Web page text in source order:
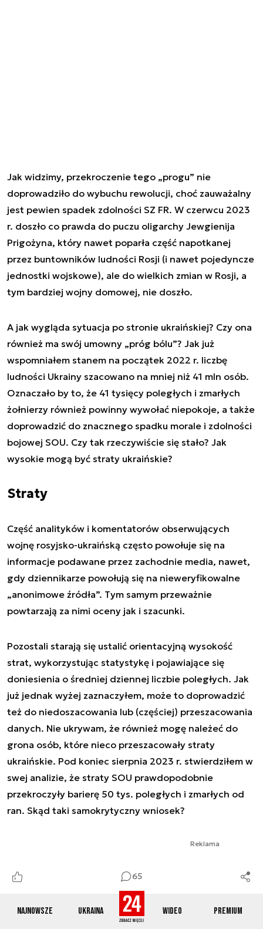
Najnowsze Ukraina Wideo Premium
65
Jak widzimy, przekroczenie tego „progu” nie
doprowadziło do wybuchu rewolucji, choć zauważalny
jest pewien spadek zdolności SZ FR. W czerwcu 2023
r. doszło co prawda do puczu oligarchy Jewgienija
Prigożyna, który nawet poparła część napotkanej
przez buntowników ludności Rosji (i nawet pojedyncze
jednostki wojskowe), ale do wielkich zmian w Rosji, a
tym bardziej wojny domowej, nie doszło.
A jak wygląda sytuacja po stronie ukraińskiej? Czy ona
również ma swój umowny „próg bólu”? Jak już
wspomniałem stanem na początek 2022 r. liczbę
ludności Ukrainy szacowano na mniej niż 41 mln osób.
Oznaczało by to, że 41 tysięcy poległych i zmarłych
żołnierzy również powinny wywołać niepokoje, a także
doprowadzić do znacznego spadku morale i zdolności
bojowej SOU. Czy tak rzeczywiście się stało? Jak
wysokie mogą być straty ukraińskie?
Straty
Część analityków i komentatorów obserwujących
wojnę rosyjsko-ukraińską często powołuje się na
informacje podawane przez zachodnie media, nawet,
gdy dziennikarze powołują się na nieweryfikowalne
„anonimowe źródła”. Tym samym przeważnie
powtarzają za nimi oceny jak i szacunki.
Pozostali starają się ustalić orientacyjną wysokość
strat, wykorzystując statystykę i pojawiające się
doniesienia o średniej dziennej liczbie poległych. Jak
już jednak wyżej zaznaczyłem, może to doprowadzić
też do niedoszacowania lub (częściej) przeszacowania
danych. Nie ukrywam, że również mogę należeć do
grona osób, które nieco przeszacowały straty
ukraińskie. Pod koniec sierpnia 2023 r. stwierdziłem w
swej analizie, że straty SOU prawdopodobnie
przekroczyły barierę 50 tys. poległych i zmarłych od
ran. Skąd taki samokrytyczny wniosek?
Reklama